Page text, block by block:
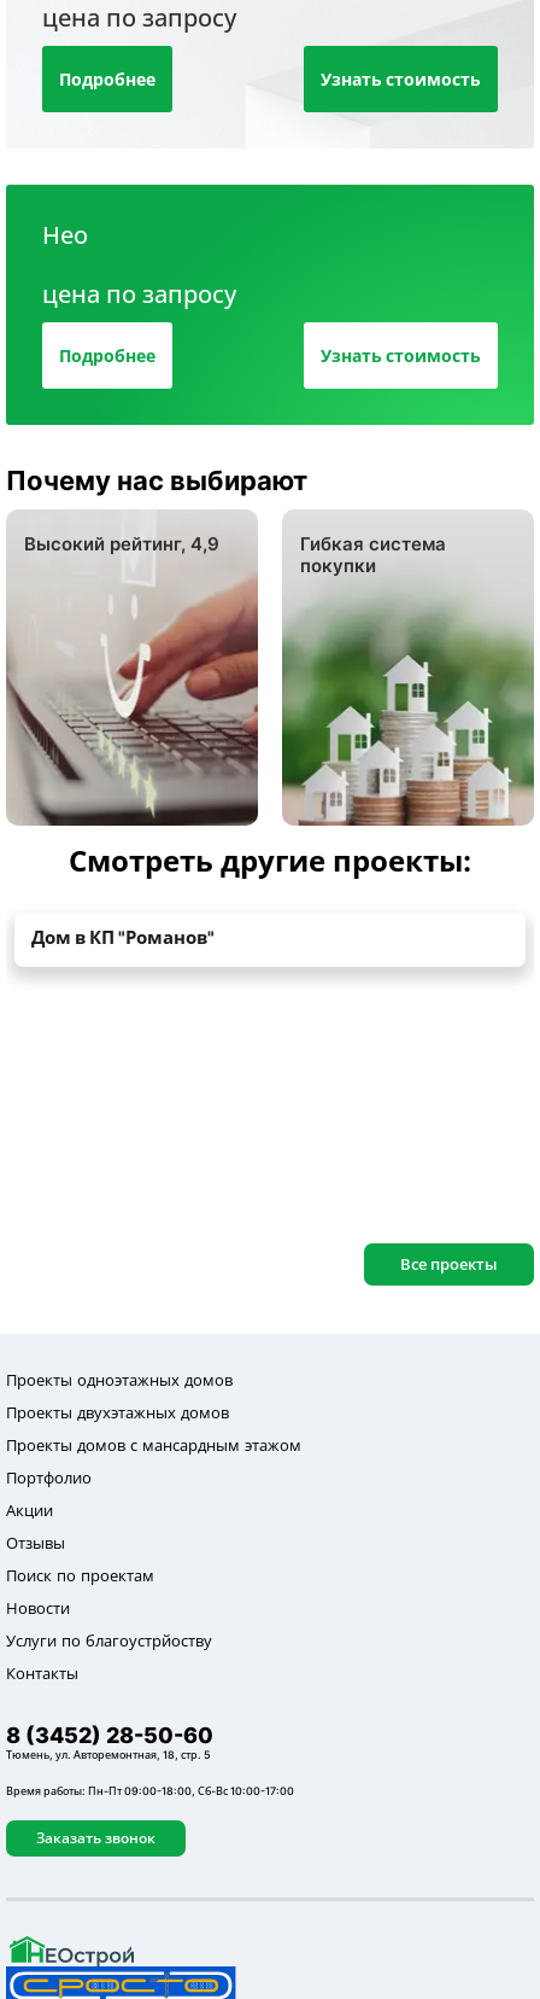
цена по запросу
Подробнее Узнать стоимость
Нео
цена по запросу
Подробнее Узнать стоимость
Почему нас выбирают
Высокий рейтинг, 4,9
Гибкая система
покупки
Смотреть другие проекты:
Все проекты
Проекты одноэтажных домов
Проекты двухэтажных домов
Проекты домов с мансардным этажом
Портфолио
Акции
Отзывы
Поиск по проектам
Новости
Услуги по благоустрйоству
Контакты
8 (3452) 28-50-60
Тюмень, ул. Авторемонтная, 18, стр. 5
Время работы: Пн-Пт 09:00-18:00, Сб-Вс 10:00-17:00
Заказать звонок